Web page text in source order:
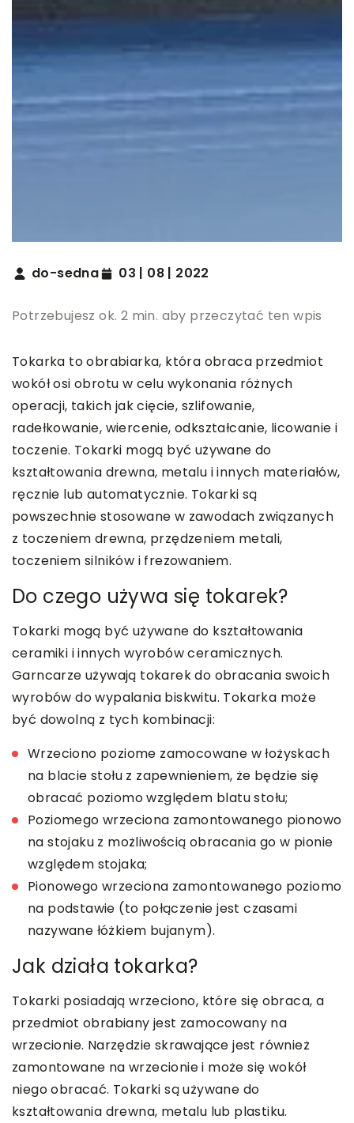
do-sedna 03 | 08 | 2022
Potrzebujesz ok. 2 min. aby przeczytać ten wpis
Tokarka to obrabiarka, która obraca przedmiot
wokół osi obrotu w celu wykonania różnych
operacji, takich jak cięcie, szlifowanie,
radełkowanie, wiercenie, odkształcanie, licowanie i
toczenie. Tokarki mogą być używane do
kształtowania drewna, metalu i innych materiałów,
ręcznie lub automatycznie. Tokarki są
powszechnie stosowane w zawodach związanych
z toczeniem drewna, przędzeniem metali,
toczeniem silników i frezowaniem.
Do czego używa się tokarek?
Tokarki mogą być używane do kształtowania
ceramiki i innych wyrobów ceramicznych.
Garncarze używają tokarek do obracania swoich
wyrobów do wypalania biskwitu. Tokarka może
być dowolną z tych kombinacji:
Wrzeciono poziome zamocowane w łożyskach
na blacie stołu z zapewnieniem, że będzie się
obracać poziomo względem blatu stołu;
Poziomego wrzeciona zamontowanego pionowo
na stojaku z możliwością obracania go w pionie
względem stojaka;
Pionowego wrzeciona zamontowanego poziomo
na podstawie (to połączenie jest czasami
nazywane łóżkiem bujanym).
Jak działa tokarka?
Tokarki posiadają wrzeciono, które się obraca, a
przedmiot obrabiany jest zamocowany na
wrzecionie. Narzędzie skrawające jest również
zamontowane na wrzecionie i może się wokół
niego obracać. Tokarki są używane do
kształtowania drewna, metalu lub plastiku.